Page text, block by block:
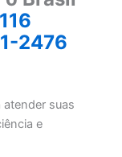
2476
suas
e